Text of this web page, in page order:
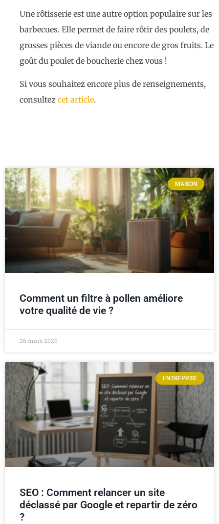
Une rôtisserie est une autre option populaire sur les
barbecues. Elle permet de faire rôtir des poulets, de
grosses pièces de viande ou encore de gros fruits. Le
goût du poulet de boucherie chez vous !
Si vous souhaitez encore plus de renseignements,
consultez cet article.
MAISON
Comment un filtre à pollen améliore
votre qualité de vie ?
26 mars 2026
ENTREPRISE
SEO : Comment relancer un site
déclassé par Google et repartir de zéro
?